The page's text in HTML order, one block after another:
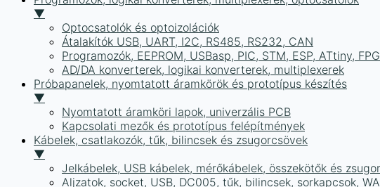
▼
Optocsatolók és optoizolációk
Átalakítók USB, UART, I2C, RS485, RS232, CAN
Programozók, EEPROM, USBasp, PIC, STM, ESP, ATtiny,
AD/DA konverterek, logikai konverterek, multiplexerek
Próbapanelek, nyomtatott áramkörök és prototípus készítés
▼
Nyomtatott áramköri lapok, univerzális PCB
Kapcsolati mezők és prototípus felépítmények
Kábelek, csatlakozók, tűk, bilincsek és zsugorcsövek
▼
Jelkábelek, USB kábelek, mérőkábelek, összekötők és
Aljzatok, socket, USB, DC005, tűk, bilincsek, sorkapcsok,